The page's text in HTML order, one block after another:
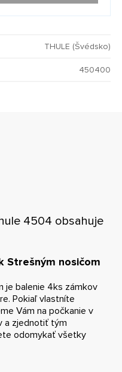
THULE (Švédsko)
450400
4504 obsahuje
Strešným nosičom
je balenie 4ks zámkov
Pokiaľ vlastníte
Vám na počkanie v
a zjednotiť tým
odomykať všetky